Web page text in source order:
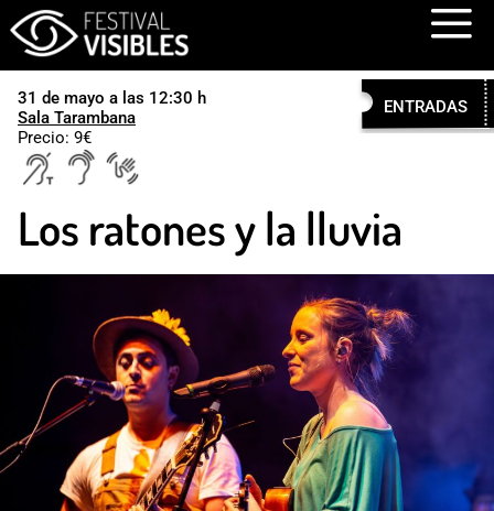
Festival visibles
Menú
31 de mayo a las 12:30 h
Sala Tarambana
Precio: 9€
Los ratones y la lluvia
ENTRADAS